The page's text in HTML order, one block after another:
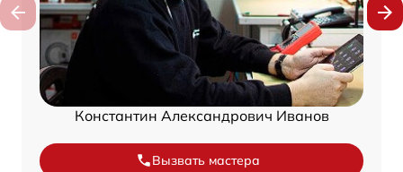
Константин Александрович Иванов
Вызвать мастера